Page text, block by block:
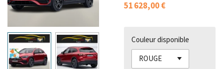
51 628,00 €
Couleur disponible